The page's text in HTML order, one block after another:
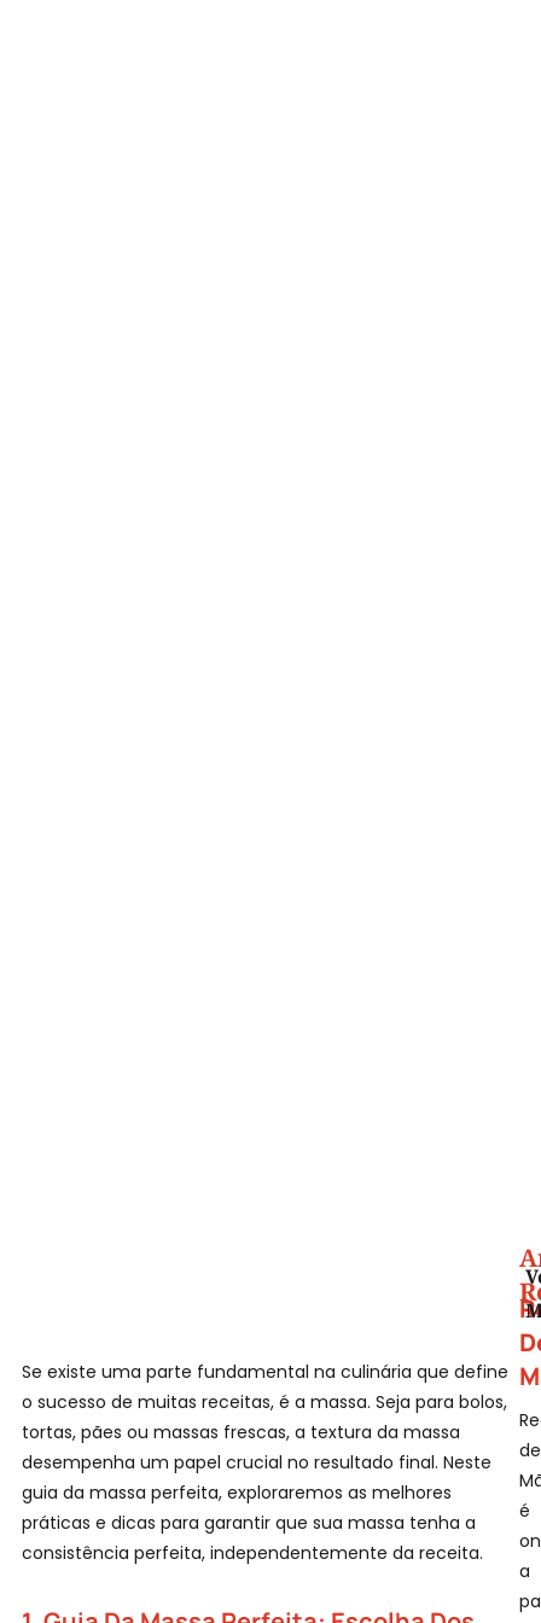
Se existe uma parte fundamental na culinária que define
o sucesso de muitas receitas, é a massa. Seja para bolos,
tortas, pães ou massas frescas, a textura da massa
desempenha um papel crucial no resultado final. Neste
guia da massa perfeita, exploraremos as melhores
práticas e dicas para garantir que sua massa tenha a
consistência perfeita, independentemente da receita.
de
é
a